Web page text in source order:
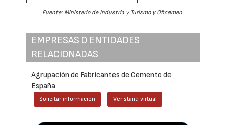
Fuente: Ministerio de Industria y Turismo y Oficemen.
EMPRESAS O ENTIDADES
RELACIONADAS
Agrupación de Fabricantes de Cemento de
España
Solicitar información Ver stand virtual